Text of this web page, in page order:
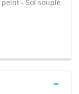
- Sol souple